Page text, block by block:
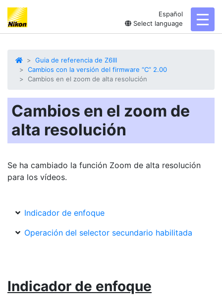
Español
Select language
Guia de referencia de Z6III
Cambios con la versión del firmware “C” 2.00
Cambios en el zoom de alta resolución
Cambios en el zoom de
alta resolución
Se ha cambiado la función Zoom de alta resolución
para los vídeos.
Indicador de enfoque
Operación del selector secundario habilitada
Indicador de enfoque